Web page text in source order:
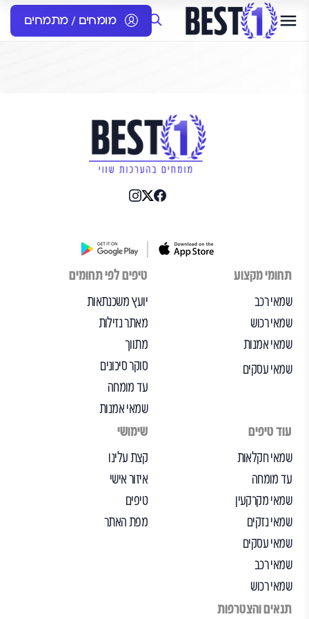
מומחים / מתמחים
תחומי מקצוע
שמאי רכב
שמאי רכוש
שמאי אמנות
שמאי עסקים
טיפים לפי תחומים
יועץ משכנתאות
מאתר נזילות
מתווך
סוקר סיכונים
עד מומחה
שמאי אמנות
עוד טיפים
שמאי חקלאות
עד מומחה
שמאי מקרקעין
שמאי נזקים
שמאי עסקים
שמאי רכב
שמאי רכוש
שימושי
קצת עלינו
איזור אישי
טיפים
מפת האתר
תנאים והצטרפות